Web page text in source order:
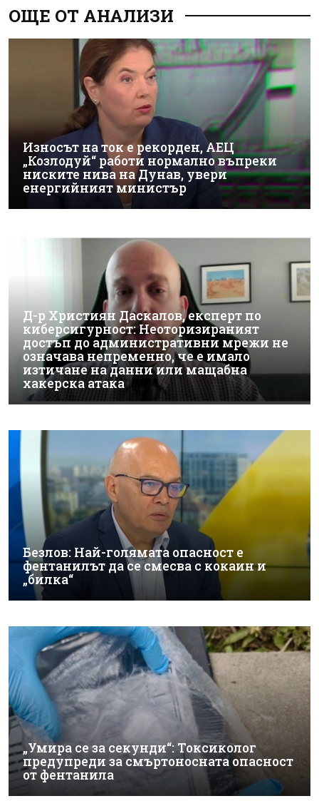
ОЩЕ ОТ АНАЛИЗИ
Износът на ток е рекорден, АЕЦ
„Козлодуй“ работи нормално въпреки
ниските нива на Дунав, увери
енергийният министър
Д-р Християн Даскалов, експерт по
киберсигурност: Неоторизираният
достъп до административни мрежи не
означава непременно, че е имало
изтичане на данни или мащабна
хакерска атака
Безлов: Най-голямата опасност е
фентанилът да се смесва с кокаин и
„билка“
„Умира се за секунди“: Токсиколог
предупреди за смъртоносната опасност
от фентанила